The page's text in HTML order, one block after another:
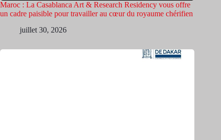
Maroc : La Casablanca Art & Research Residency vous offre
un cadre paisible pour travailler au cœur du royaume chérifien
juillet 30, 2026